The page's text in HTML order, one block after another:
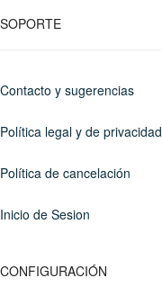
SOPORTE
Contacto y sugerencias
Política legal y de privacidad
Política de cancelación
Inicio de Sesion
CONFIGURACIÓN